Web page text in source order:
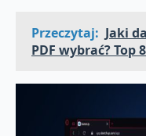
Przeczytaj: Jaki
PDF wybrać? Top